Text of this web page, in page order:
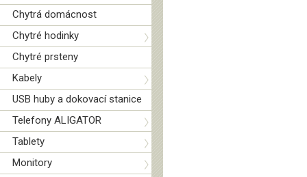
Chytrá domácnost
Chytré hodinky
Chytré prsteny
Kabely
USB huby a dokovací stanice
Telefony ALIGATOR
Tablety
Monitory